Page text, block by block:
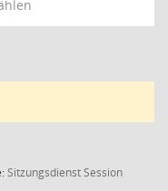
SitzungsdienstSession(Wird in